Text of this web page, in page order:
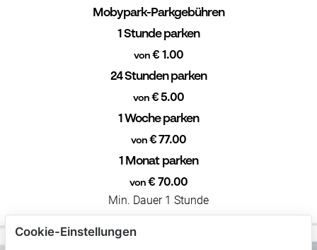
Mobypark-Parkgebühren
1 Stunde parken
von € 1.00
24 Stunden parken
von€ 5.00
1 Woche parken
von€ 77.00
1 Monat parken
von € 70.00
Min. Dauer 1 Stunde
Cookie-Einstellungen